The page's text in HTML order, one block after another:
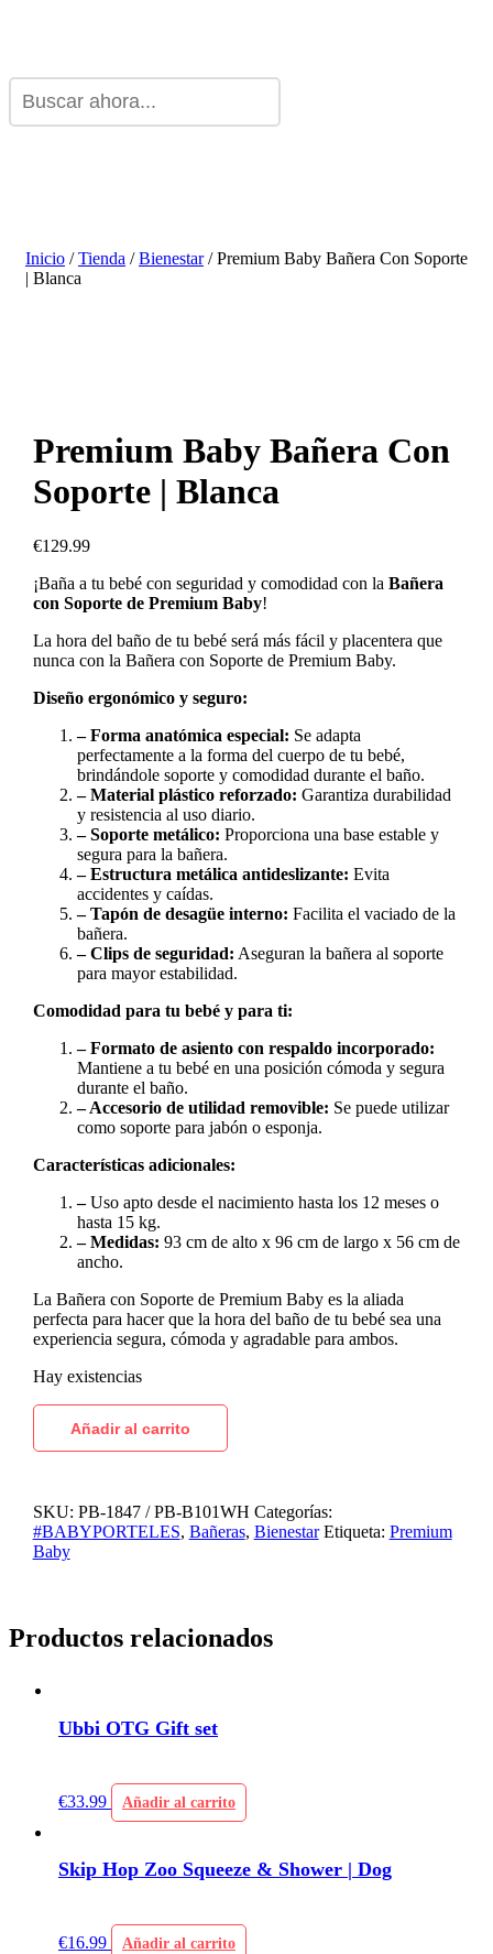
Inicio /Tienda /Bienestar/ Premium Baby Bañera Con Soporte
| Blanca
Premium Baby Bañera Con
Soporte | Blanca
€129.99
¡Baña a tu bebé con seguridad y comodidad con la Bañera
con Soporte de Premium Baby!
La hora del baño de tu bebé será más fácil y placentera que
nunca con la Bañera con Soporte de Premium Baby.
Diseño ergonómico y seguro:
– Forma anatómica especial: Se adapta
perfectamente a la forma del cuerpo de tu bebé,
brindándole soporte y comodidad durante el baño.
– Material plástico reforzado: Garantiza durabilidad
y resistencia al uso diario.
– Soporte metálico: Proporciona una base estable y
segura para la bañera.
– Estructura metálica antideslizante: Evita
accidentes y caídas.
– Tapón de desagüe interno: Facilita el vaciado de la
bañera.
– Clips de seguridad: Aseguran la bañera al soporte
para mayor estabilidad.
Comodidad para tu bebé y para ti:
– Formato de asiento con respaldo incorporado:
Mantiene a tu bebé en una posición cómoda y segura
durante el baño.
– Accesorio de utilidad removible: Se puede utilizar
como soporte para jabón o esponja.
Características adicionales:
–Uso apto desde el nacimiento hasta los 12 meses o
hasta 15 kg.
– Medidas: 93 cm de alto x 96 cm de largo x 56 cm de
ancho.
La Bañera con Soporte de Premium Baby es la aliada
perfecta para hacer que la hora del baño de tu bebé sea una
experiencia segura, cómoda y agradable para ambos.
Hay existencias
Añadir al carrito
SKU: PB-1847 / PB-B101WH Categorías:
#BABYPORTELES, Bañeras, Bienestar Etiqueta: Premium
Baby
Productos relacionados
Ubbi OTG Gift set
€33.99 Añadir al carrito
Skip Hop Zoo Squeeze & Shower | Dog
€16.99 Añadir al carrito